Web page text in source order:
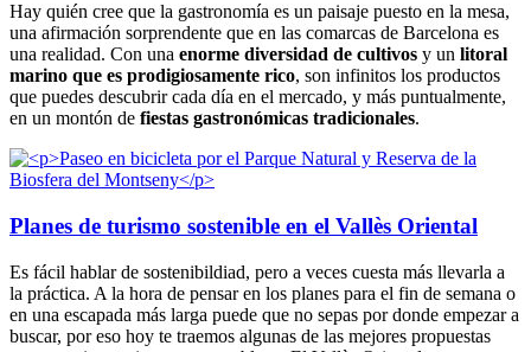
Hay quién cree que la gastronomía es un paisaje puesto en la mesa,
una afirmación sorprendente que en las comarcas de Barcelona es
una realidad. Con una enorme diversidad de cultivos y un litoral
marino que es prodigiosamente rico, son infinitos los productos
que puedes descubrir cada día en el mercado, y más puntualmente,
en un montón de fiestas gastronómicas tradicionales.
Planes de turismo sostenible en el Vallès Oriental
Es fácil hablar de sostenibildiad, pero a veces cuesta más llevarla a
la práctica. A la hora de pensar en los planes para el fin de semana o
en una escapada más larga puede que no sepas por donde empezar a
buscar, por eso hoy te traemos algunas de las mejores propuestas